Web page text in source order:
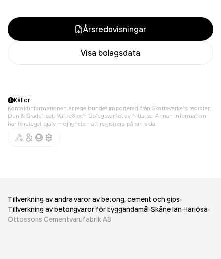
Årsredovisningar
Visa bolagsdata
Källor
Kontaktinformationen är regelbundet importerad från Skatteverkets register,
Dun & Bradstreet, Value8 och Bolagsverket av hitta.se. Annan information
har företaget själv möjligheten att registrera på sin sida.
Tillverkning av andra varor av betong, cement och gips
Tillverkning av betongvaror för byggändamål Skåne län Harlösa
Ottossons Cementvarufabrik AB